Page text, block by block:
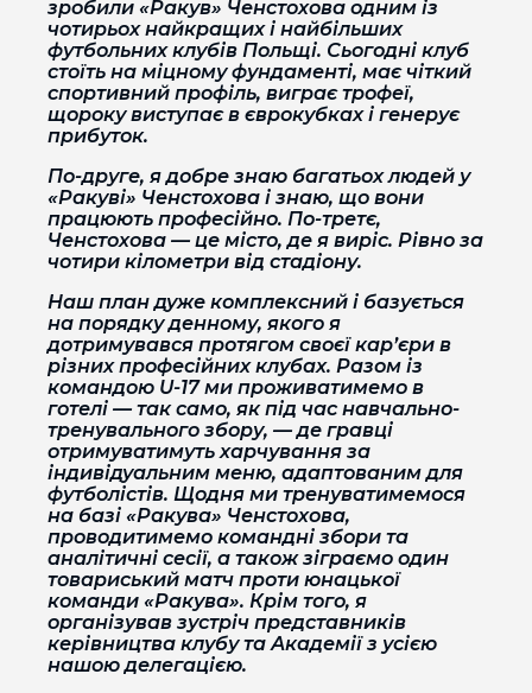
зробили «Ракув» Ченстохова одним із
чотирьох найкращих і найбільших
футбольних клубів Польщі. Сьогодні клуб
стоїть на міцному фундаменті, має чіткий
спортивний профіль, виграє трофеї,
щороку виступає в єврокубках і генерує
прибуток.
По-друге, я добре знаю багатьох людей у
«Ракуві» Ченстохова і знаю, що вони
працюють професійно. По-третє,
Ченстохова — це місто, де я виріс. Рівно за
чотири кілометри від стадіону.
Наш план дуже комплексний і базується
на порядку денному, якого я
дотримувався протягом своєї кар’єри в
різних професійних клубах. Разом із
командою U-17 ми проживатимемо в
готелі — так само, як під час навчально-
тренувального збору, — де гравці
отримуватимуть харчування за
індивідуальним меню, адаптованим для
футболістів. Щодня ми тренуватимемося
на базі «Ракува» Ченстохова,
проводитимемо командні збори та
аналітичні сесії, а також зіграємо один
товариський матч проти юнацької
команди «Ракува». Крім того, я
організував зустріч представників
керівництва клубу та Академії з усією
нашою делегацією.